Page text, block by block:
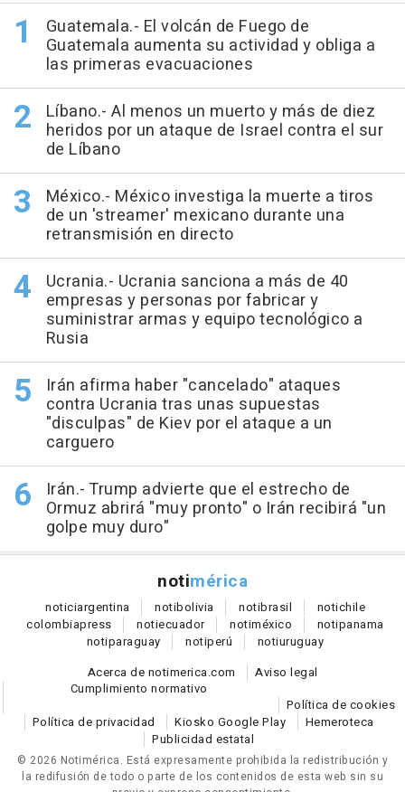
Guatemala.- El volcán de Fuego de
Guatemala aumenta su actividad y obliga a
las primeras evacuaciones
Líbano.- Al menos un muerto y más de diez
heridos por un ataque de Israel contra el sur
de Líbano
México.- México investiga la muerte a tiros
de un 'streamer' mexicano durante una
retransmisión en directo
Ucrania.- Ucrania sanciona a más de 40
empresas y personas por fabricar y
suministrar armas y equipo tecnológico a
Rusia
Irán afirma haber "cancelado" ataques
contra Ucrania tras unas supuestas
"disculpas" de Kiev por el ataque a un
carguero
Irán.- Trump advierte que el estrecho de
Ormuz abrirá "muy pronto" o Irán recibirá "un
golpe muy duro"
notimérica
noticiargentina notibolivia notibrasil notichile
colombiapress notiecuador notiméxico notipanama
notiparaguay notiperú notiuruguay
Acerca de notimerica.com
Aviso legal
Cumplimiento normativo
Política de cookies
Política de privacidad
Kiosko Google Play
Hemeroteca
Publicidad estatal
© 2026 Notimérica. Está expresamente prohibida la redistribución y
la redifusión de todo o parte de los contenidos de esta web sin su